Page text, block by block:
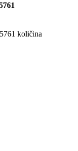
količina